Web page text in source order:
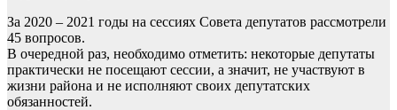
За 2020 – 2021 годы на сессиях Совета депутатов рассмотрели
45 вопросов.
В очередной раз, необходимо отметить: некоторые депутаты
практически не посещают сессии, а значит, не участвуют в
жизни района и не исполняют своих депутатских
обязанностей.